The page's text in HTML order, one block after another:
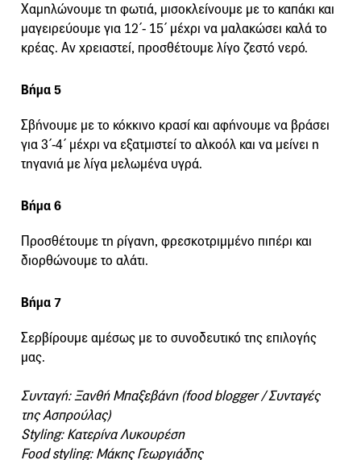
Χαμηλώνουμε τη φωτιά, μισοκλείνουμε με το καπάκι και
μαγειρεύουμε για 12΄- 15΄ μέχρι να μαλακώσει καλά το
κρέας. Αν χρειαστεί, προσθέτουμε λίγο ζεστό νερό.
Βήμα 5
Σβήνουμε με το κόκκινο κρασί και αφήνουμε να βράσει
για 3΄-4΄ μέχρι να εξατμιστεί το αλκοόλ και να μείνει η
τηγανιά με λίγα μελωμένα υγρά.
Βήμα 6
Προσθέτουμε τη ρίγανη, φρεσκοτριμμένο πιπέρι και
διορθώνουμε το αλάτι.
Βήμα 7
Σερβίρουμε αμέσως με το συνοδευτικό της επιλογής
μας.
Συνταγή: Ξανθή Μπαξεβάνη (food blogger / Συνταγές
της Ασπρούλας)
Styling: Κατερίνα Λυκουρέση
Food styling: Μάκης Γεωργιάδης